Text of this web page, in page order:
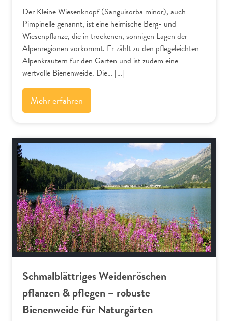
Der Kleine Wiesenknopf (Sanguisorba minor), auch
Pimpinelle genannt, ist eine heimische Berg- und
Wiesenpflanze, die in trockenen, sonnigen Lagen der
Alpenregionen vorkommt. Er zählt zu den pflegeleichten
Alpenkräutern für den Garten und ist zudem eine
wertvolle Bienenweide. Die… […]
Mehr erfahren
Alpenflora
Schmalblättriges Weidenröschen
pflanzen & pflegen – robuste
Bienenweide für Naturgärten